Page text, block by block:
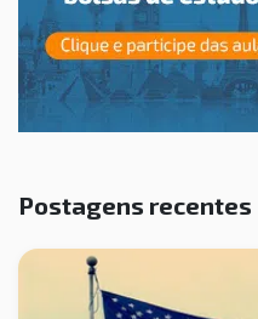
Postagens recentes